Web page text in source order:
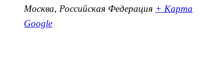
Москва, Российская Федерация + Карта
Google